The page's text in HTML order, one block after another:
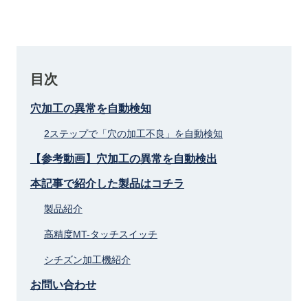
目次
穴加工の異常を自動検知
2ステップで「穴の加工不良」を自動検知
【参考動画】穴加工の異常を自動検出
本記事で紹介した製品はコチラ
製品紹介
高精度MT-タッチスイッチ
シチズン加工機紹介
お問い合わせ